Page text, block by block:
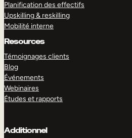
Planification des effectifs
Upskilling & reskilling
Mobilité interne
Resources
Témoignages clients
Blog
Événements
Webinaires
Études et rapports
Additionnel